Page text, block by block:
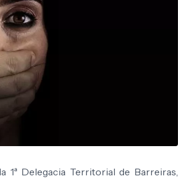
1ª Delegacia Territorial de Barreiras,